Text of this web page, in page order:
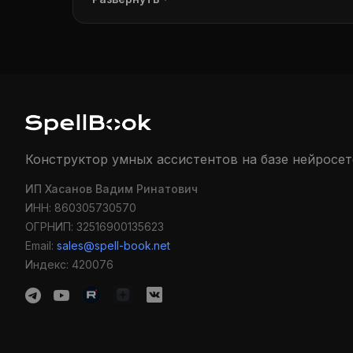
полезный контент, обходит антирекламный
Конструктор умных ассистентов на базе
ИП Хасанов Вадим Ринатович
ИНН: 860305730570
ОГРНИП: 32516900135623
Email: sales@spell-book.net
Индекс: 420076